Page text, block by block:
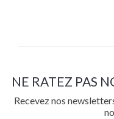
NE RATEZ PAS
Recevez nos